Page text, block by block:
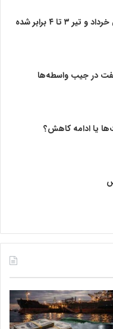
*چرا قبض آب و برق خرداد و تیر ۳ تا ۴ برابر شده
نفت در جیب واسطه‌ها
یا ادامه کاهش؟